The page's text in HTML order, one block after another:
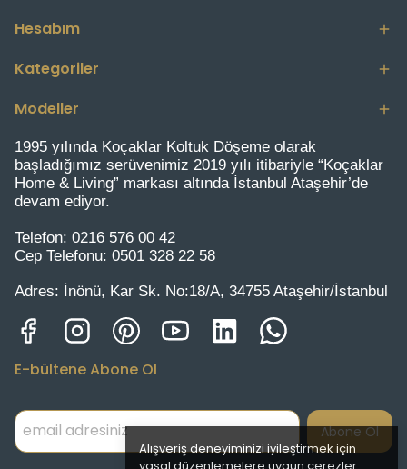
Alışveriş deneyiminizi iyileştirmek için
Hesabım
Kategoriler
Modeller
1995 yılında Koçaklar Koltuk Döşeme olarak
başladığımız serüvenimiz 2019 yılı itibariyle “Koçaklar
Home & Living” markası altında İstanbul Ataşehir’de
devam ediyor.
Telefon: 0216 576 00 42
Cep Telefonu: 0501 328 22 58
Adres: İnönü, Kar Sk. No:18/A, 34755 Ataşehir/İstanbul
E-bültene Abone Ol
Abone Ol